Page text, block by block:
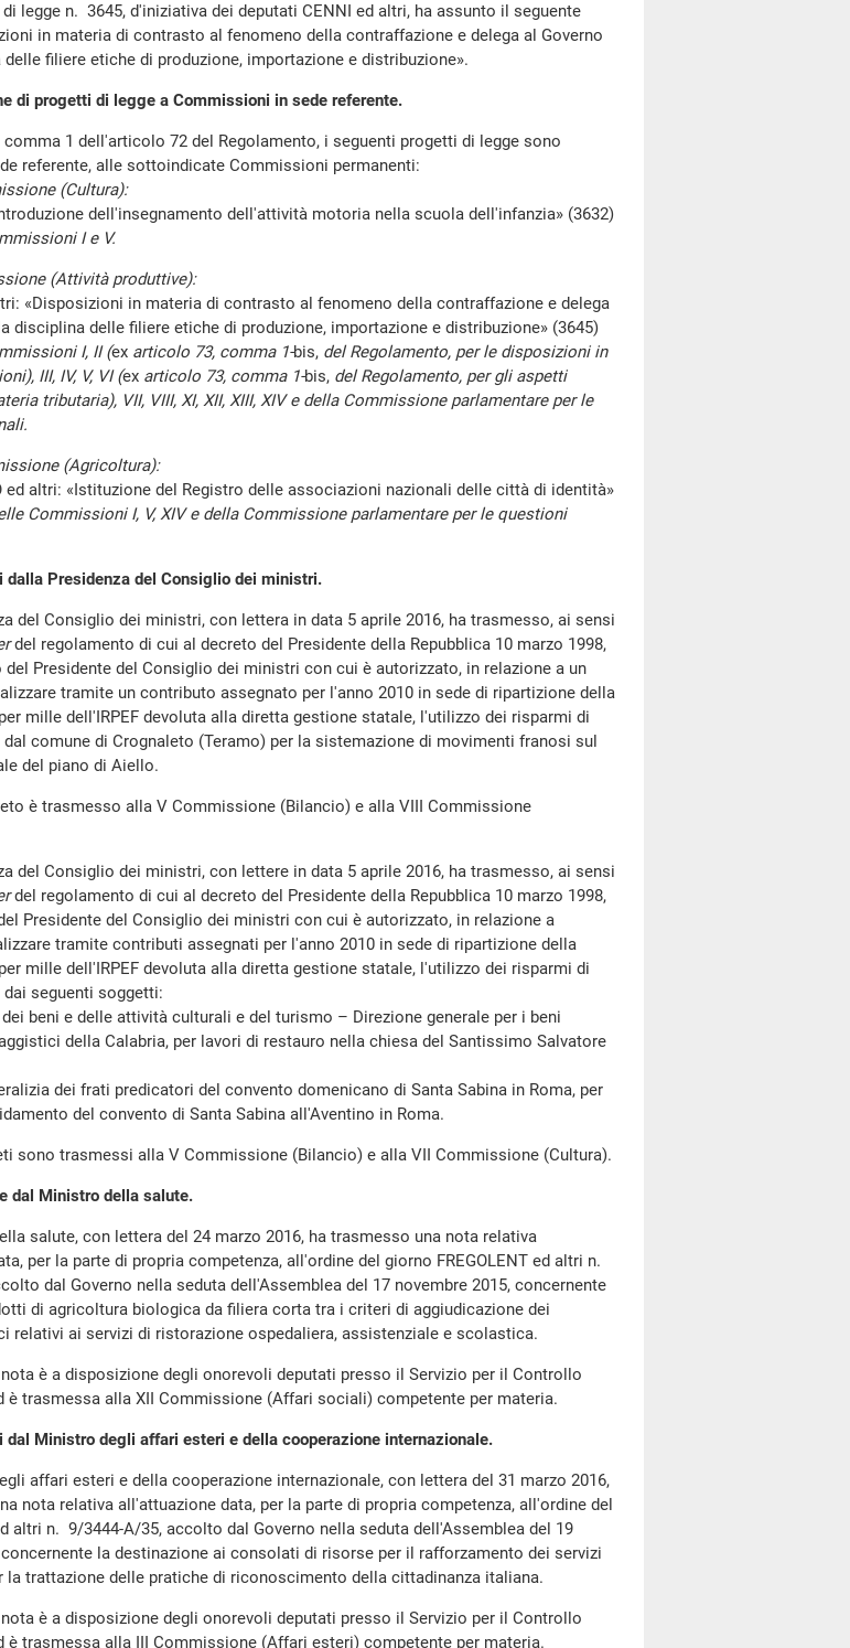
legge n. 3645, d'iniziativa dei deputati CENNI ed altri, ha assunto il seguente
in materia di contrasto al fenomeno della contraffazione e delega al Governo
filiere etiche di produzione, importazione e distribuzione».
di progetti di legge a Commissioni in sede referente.
1 dell'articolo 72 del Regolamento, i seguenti progetti di legge sono
referente, alle sottoindicate Commissioni permanenti:
(Cultura):
dell'insegnamento dell'attività motoria nella scuola dell'infanzia» (3632)
I e V.
(Attività produttive):
«Disposizioni in materia di contrasto al fenomeno della contraffazione e delega
disciplina delle filiere etiche di produzione, importazione e distribuzione» (3645)
I, II (ex articolo 73, comma 1-bis, del Regolamento, per le disposizioni in
III, IV, V, VI (ex articolo 73, comma 1-bis, del Regolamento, per gli aspetti
tributaria), VII, VIII, XI, XII, XIII, XIV e della Commissione parlamentare per le
(Agricoltura):
altri: «Istituzione del Registro delle associazioni nazionali delle città di identità»
Commissioni I, V, XIV e della Commissione parlamentare per le questioni
dalla Presidenza del Consiglio dei ministri.
del Consiglio dei ministri, con lettera in data 5 aprile 2016, ha trasmesso, ai sensi
del regolamento di cui al decreto del Presidente della Repubblica 10 marzo 1998,
Presidente del Consiglio dei ministri con cui è autorizzato, in relazione a un
tramite un contributo assegnato per l'anno 2010 in sede di ripartizione della
mille dell'IRPEF devoluta alla diretta gestione statale, l'utilizzo dei risparmi di
comune di Crognaleto (Teramo) per la sistemazione di movimenti franosi sul
del piano di Aiello.
è trasmesso alla V Commissione (Bilancio) e alla VIII Commissione
del Consiglio dei ministri, con lettere in data 5 aprile 2016, ha trasmesso, ai sensi
del regolamento di cui al decreto del Presidente della Repubblica 10 marzo 1998,
Presidente del Consiglio dei ministri con cui è autorizzato, in relazione a
tramite contributi assegnati per l'anno 2010 in sede di ripartizione della
mille dell'IRPEF devoluta alla diretta gestione statale, l'utilizzo dei risparmi di
seguenti soggetti:
e delle attività culturali e del turismo – Direzione generale per i beni
della Calabria, per lavori di restauro nella chiesa del Santissimo Salvatore
dei frati predicatori del convento domenicano di Santa Sabina in Roma, per
del convento di Santa Sabina all'Aventino in Roma.
sono trasmessi alla V Commissione (Bilancio) e alla VII Commissione (Cultura).
dal Ministro della salute.
salute, con lettera del 24 marzo 2016, ha trasmesso una nota relativa
per la parte di propria competenza, all'ordine del giorno FREGOLENT ed altri n.
dal Governo nella seduta dell'Assemblea del 17 novembre 2015, concernente
di agricoltura biologica da filiera corta tra i criteri di aggiudicazione dei
relativi ai servizi di ristorazione ospedaliera, assistenziale e scolastica.
è a disposizione degli onorevoli deputati presso il Servizio per il Controllo
è trasmessa alla XII Commissione (Affari sociali) competente per materia.
dal Ministro degli affari esteri e della cooperazione internazionale.
affari esteri e della cooperazione internazionale, con lettera del 31 marzo 2016,
nota relativa all'attuazione data, per la parte di propria competenza, all'ordine del
altri n. 9/3444-A/35, accolto dal Governo nella seduta dell'Assemblea del 19
la destinazione ai consolati di risorse per il rafforzamento dei servizi
la trattazione delle pratiche di riconoscimento della cittadinanza italiana.
è a disposizione degli onorevoli deputati presso il Servizio per il Controllo
è trasmessa alla III Commissione (Affari esteri) competente per materia.